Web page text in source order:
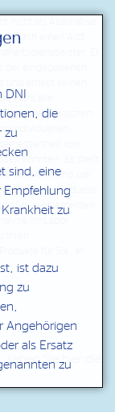
durch einen Arzt,
der eingegebenen
nicht alle
zwischen
individuellen
könnten. Es stellt
und kann und soll
Ihre individuelle
Spurenelementen
Ihren
Sie hier die
die
zu
sind, eine
Empfehlung
zu
ist dazu
zu
Angehörigen
als Ersatz
zu